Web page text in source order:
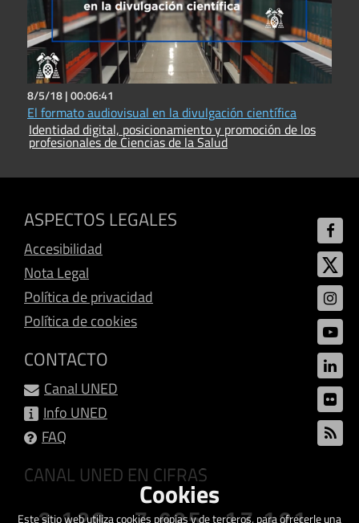
8/5/18 |00:06:41
El formato audiovisual en la divulgación científica
Identidad digital, posicionamiento y promoción de los
profesionales de Ciencias de la Salud
ASPECTOS LEGALES
Accesibilidad
Nota Legal
Política de privacidad
Política de cookies
CONTACTO
Canal UNED
Info UNED
FAQ
CANAL UNED EN CIFRAS
Cookies
Este sitio web utiliza cookies propias y de terceros, para ofrecerle una